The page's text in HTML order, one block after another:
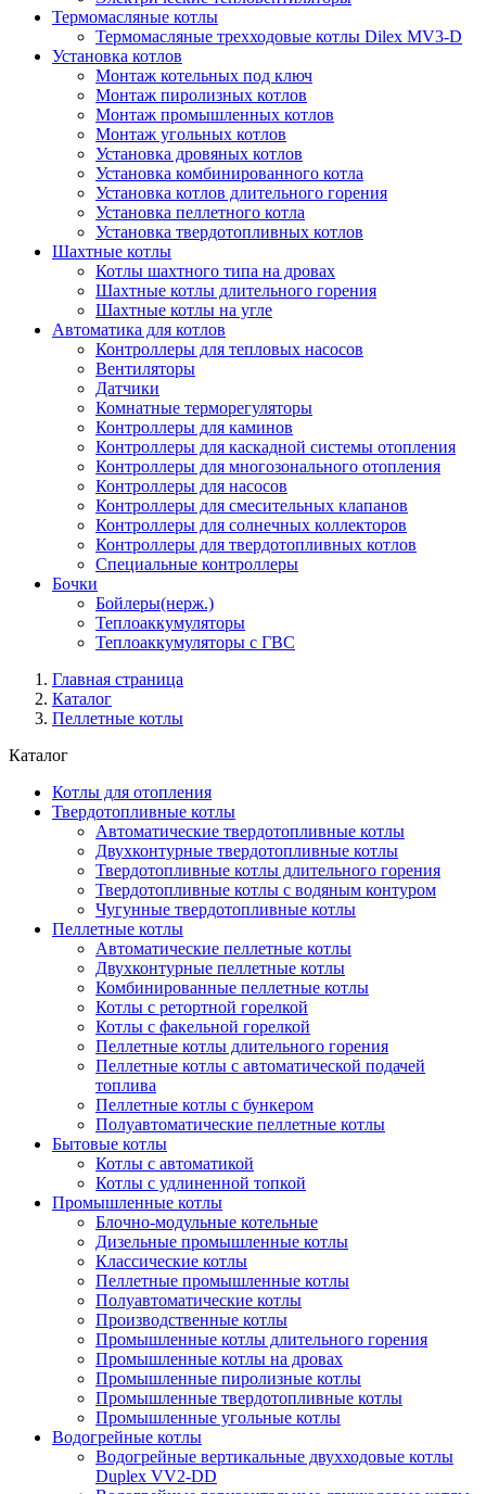
Термомасляные котлы
Термомасляные трехходовые котлы Dilex MV3-D
Установка котлов
Монтаж котельных под ключ
Монтаж пиролизных котлов
Монтаж промышленных котлов
Монтаж угольных котлов
Установка дровяных котлов
Установка комбинированного котла
Установка котлов длительного горения
Установка пеллетного котла
Установка твердотопливных котлов
Шахтные котлы
Котлы шахтного типа на дровах
Шахтные котлы длительного горения
Шахтные котлы на угле
Автоматика для котлов
Контроллеры для тепловых насосов
Вентиляторы
Датчики
Комнатные терморегуляторы
Контроллеры для каминов
Контроллеры для каскадной системы отопления
Контроллеры для многозонального отопления
Контроллеры для насосов
Контроллеры для смесительных клапанов
Контроллеры для солнечных коллекторов
Контроллеры для твердотопливных котлов
Специальные контроллеры
Бочки
Бойлеры(нерж.)
Теплоаккумуляторы
Теплоаккумуляторы с ГВС
Главная страница
Каталог
Пеллетные котлы
Каталог
Котлы для отопления
Твердотопливные котлы
Автоматические твердотопливные котлы
Двухконтурные твердотопливные котлы
Твердотопливные котлы длительного горения
Твердотопливные котлы с водяным контуром
Чугунные твердотопливные котлы
Пеллетные котлы
Автоматические пеллетные котлы
Двухконтурные пеллетные котлы
Комбинированные пеллетные котлы
Котлы с ретортной горелкой
Котлы с факельной горелкой
Пеллетные котлы длительного горения
Пеллетные котлы с автоматической подачей
топлива
Пеллетные котлы с бункером
Полуавтоматические пеллетные котлы
Бытовые котлы
Котлы с автоматикой
Котлы с удлиненной топкой
Промышленные котлы
Блочно-модульные котельные
Дизельные промышленные котлы
Классические котлы
Пеллетные промышленные котлы
Полуавтоматические котлы
Производственные котлы
Промышленные котлы длительного горения
Промышленные котлы на дровах
Промышленные пиролизные котлы
Промышленные твердотопливные котлы
Промышленные угольные котлы
Водогрейные котлы
Водогрейные вертикальные двухходовые котлы
Duplex VV2-DD